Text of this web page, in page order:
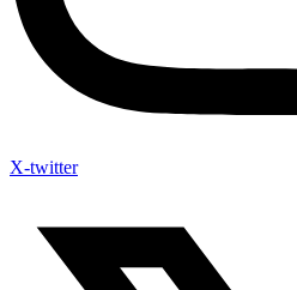
X-twitter